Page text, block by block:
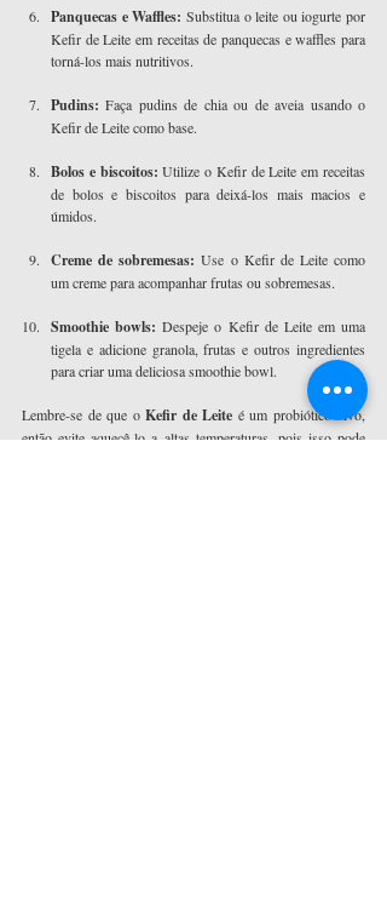
Panquecas e Waffles: Substitua o leite ou iogurte por
Kefir de Leite em receitas de panquecas e waffles para
torná-los mais nutritivos.
Pudins: Faça pudins de chia ou de aveia usando o
Kefir de Leite como base.
Bolos e biscoitos: Utilize o Kefir de Leite em receitas
de bolos e biscoitos para deixá-los mais macios e
úmidos.
Creme de sobremesas: Use o Kefir de Leite como
um creme para acompanhar frutas ou sobremesas.
Smoothie bowls: Despeje o Kefir de Leite em uma
tigela e adicione granola, frutas e outros ingredientes
para criar uma deliciosa smoothie bowl.
Lembre-se de que o Kefir de Leite é um probiótico vivo,
então evite aquecê-lo a altas temperaturas, pois isso pode